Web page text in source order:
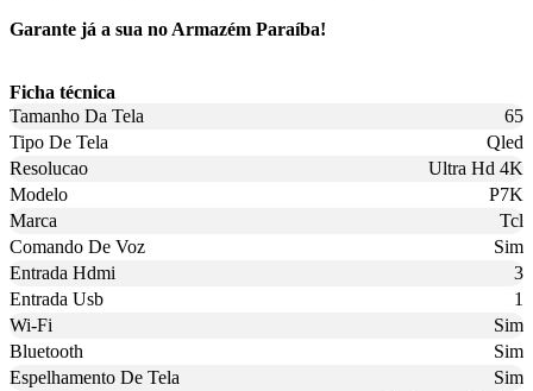
Garante já a sua no Armazém Paraíba!
Ficha técnica
Tamanho Da Tela
65
Tipo De Tela
Qled
Resolucao
Ultra Hd 4K
Modelo
P7K
Marca
Tcl
Comando De Voz
Sim
Entrada Hdmi
3
Entrada Usb
1
Wi-Fi
Sim
Bluetooth
Sim
Espelhamento De Tela
Sim